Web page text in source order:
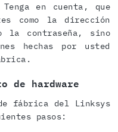
en cuenta, que
como la dirección
la contraseña, sino
hechas por usted
de hardware
fábrica del Linksys
pasos: